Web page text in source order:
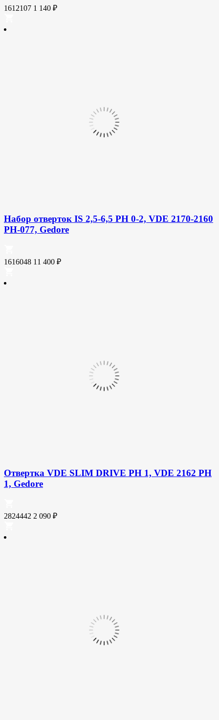
1612107 1 140 ₽
Набор отверток IS 2,5-6,5 PH 0-2, VDE 2170-2160
PH-077, Gedore
1616048 11 400 ₽
Отвертка VDE SLIM DRIVE PH 1, VDE 2162 PH
1, Gedore
2824442 2 090 ₽